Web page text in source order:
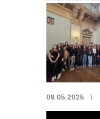
09.05.2025 |